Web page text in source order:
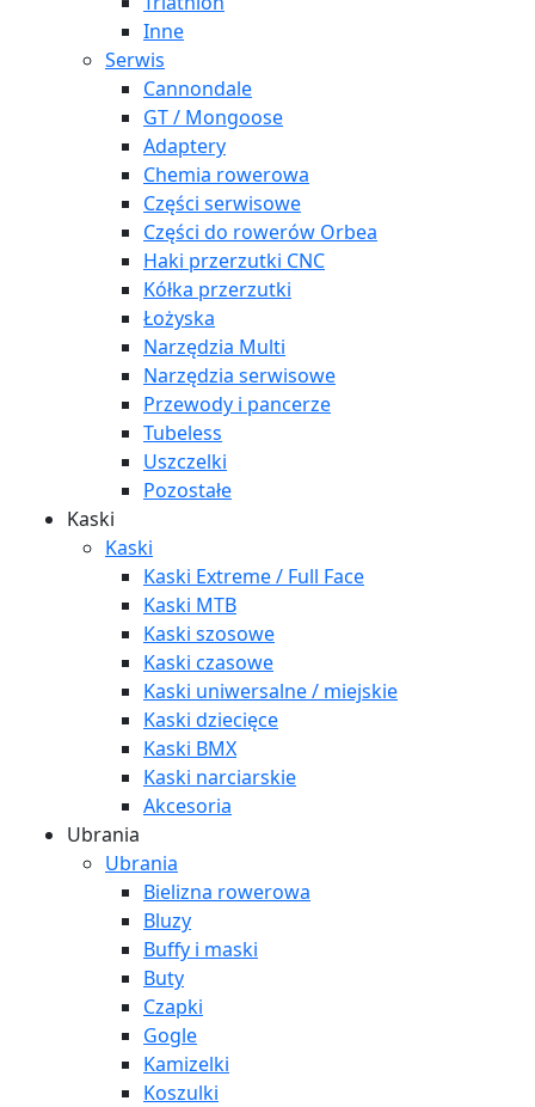
Inne
Serwis
Cannondale
GT / Mongoose
Adaptery
Chemia rowerowa
Części serwisowe
Części do rowerów Orbea
Haki przerzutki CNC
Kółka przerzutki
Łożyska
Narzędzia Multi
Narzędzia serwisowe
Przewody i pancerze
Tubeless
Uszczelki
Pozostałe
Kaski
Kaski
Kaski Extreme / Full Face
Kaski MTB
Kaski szosowe
Kaski czasowe
Kaski uniwersalne / miejskie
Kaski dziecięce
Kaski BMX
Kaski narciarskie
Akcesoria
Ubrania
Ubrania
Bielizna rowerowa
Bluzy
Buffy i maski
Buty
Czapki
Gogle
Kamizelki
Koszulki